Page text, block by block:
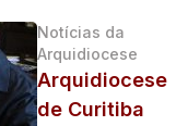
Notícias da
Arquidiocese
Arquidiocese
de Curitiba